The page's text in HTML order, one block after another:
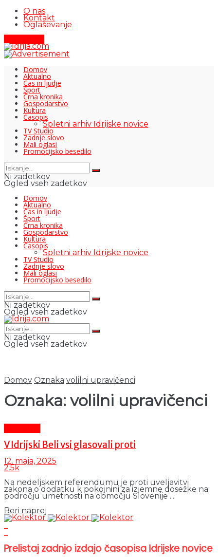
O nas
Kontakt
Oglaševanje
Domov
Aktualno
Čas in ljudje
Šport
Črna kronika
Gospodarstvo
Kultura
Časopis
Spletni arhiv Idrijske novice
TV Studio
Zadnje slovo
Mali oglasi
Promocijsko besedilo
Ni zadetkov
Ogled vseh zadetkov
Domov
Aktualno
Čas in ljudje
Šport
Črna kronika
Gospodarstvo
Kultura
Časopis
Spletni arhiv Idrijske novice
TV Studio
Zadnje slovo
Mali oglasi
Promocijsko besedilo
Ni zadetkov
Ogled vseh zadetkov
Ni zadetkov
Ogled vseh zadetkov
Domov Oznaka volilni upravičenci
Oznaka: volilni upravičenci
V Idrijski Beli vsi glasovali proti
12. maja, 2025
2.5k
Na nedeljskem referendumu je proti uveljavitvi
zakona o dodatku k pokojnini za izjemne dosežke na
področju umetnosti na območju Slovenije ...
Beri naprej
Prelistaj zadnjo izdajo časopisa Idrijske novice